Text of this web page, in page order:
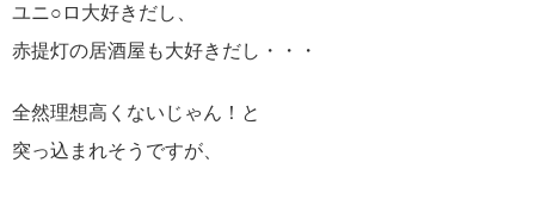
ユニ○ロ大好きだし、
赤提灯の居酒屋も大好きだし・・・
全然理想高くないじゃん！と
突っ込まれそうですが、